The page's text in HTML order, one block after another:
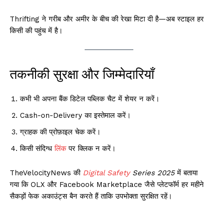
Thrifting ने गरीब और अमीर के बीच की रेखा मिटा दी है—अब स्टाइल हर
किसी की पहुंच में है।
तकनीकी सुरक्षा और जिम्मेदारियाँ
कभी भी अपना बैंक डिटेल पब्लिक चैट में शेयर न करें।
Cash-on-Delivery का इस्तेमाल करें।
ग्राहक की प्रोफ़ाइल चेक करें।
किसी संदिग्धलिंकपर क्लिक न करें।
TheVelocityNews की Digital SafetySeries 2025में बताया
गया कि OLX और Facebook Marketplace जैसे प्लेटफॉर्म हर महीने
सैकड़ों फेक अकाउंट्स बैन करते हैं ताकि उपभोक्ता सुरक्षित रहें।